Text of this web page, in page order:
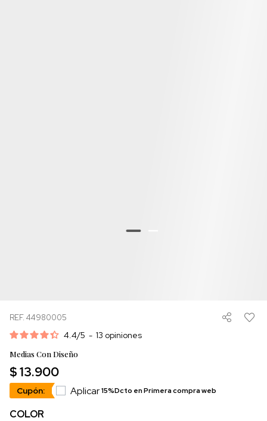
REF. 44980005
4.4/5 - 13 opiniones
Medias Con Diseño
$ 13.900
Cupón: Aplicar15%Dcto en Primera compra web
COLOR